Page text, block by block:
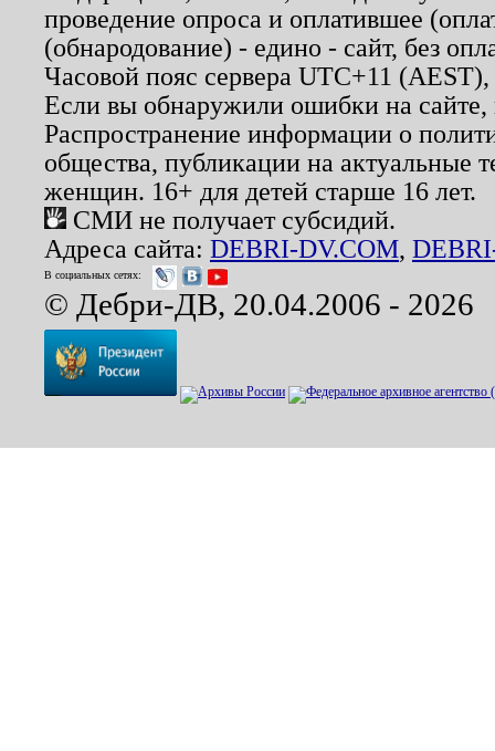
проведение опроса и оплатившее
(обнародование) - едино - сайт, без
Часовой пояс сервера UTC+11
Если вы обнаружили ошибки на
Распространение информации о
общества, публикации на актуальные
женщин. 16+ для детей старше 16 лет.
СМИ не получает субсидий.
Адреса сайта: DEBRI-DV.COM,
В социальных сетях:
© Дебри-ДВ, 20.04.2006 - 2026